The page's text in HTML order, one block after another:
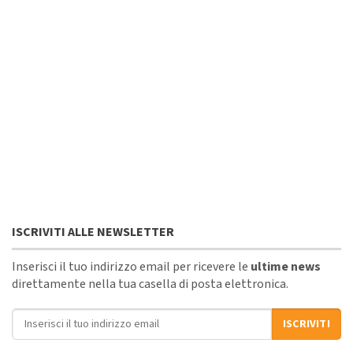
ISCRIVITI ALLE NEWSLETTER
Inserisci il tuo indirizzo email per ricevere le ultime news
direttamente nella tua casella di posta elettronica.
Indirizzo email
ISCRIVITI